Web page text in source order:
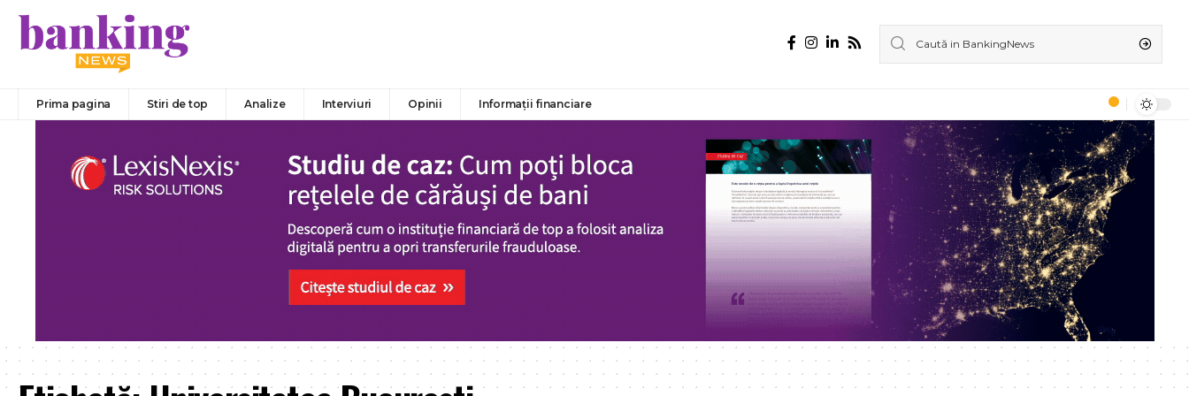
Prima pagina Stiri de top Analize Interviuri Opinii Informații financiare